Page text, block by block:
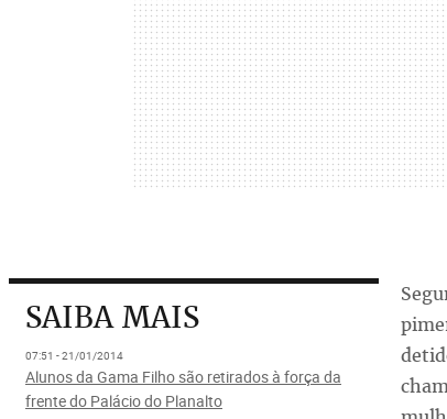
SAIBA MAIS
07:51 - 21/01/2014
Alunos da Gama Filho são retirados à força da
frente do Palácio do Planalto